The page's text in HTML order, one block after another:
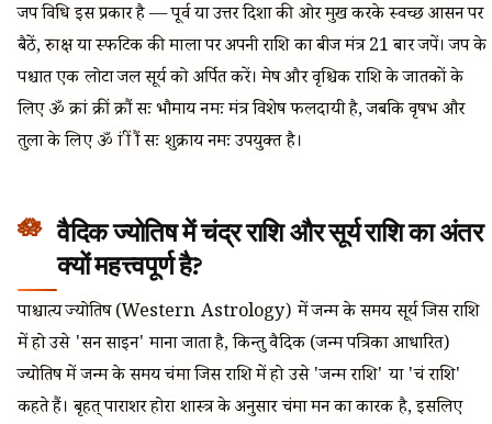
जप विधि इस प्रकार है — पूर्व या उत्तर दिशा की ओर मुख करके स्वच्छ आसन पर
बैठें, रुद्राक्ष या स्फटिक की माला पर अपनी राशि का बीज मंत्र 21 बार जपें। जप के
पश्चात एक लोटा जल सूर्य को अर्पित करें। मेष और वृश्चिक राशि के जातकों के
लिए ॐ क्रां क्रीं क्रौं सः भौमाय नमः मंत्र विशेष फलदायी है, जबकि वृषभ और
तुला के लिए ॐ द्रां द्रीं द्रौं सः शुक्राय नमः उपयुक्त है।
वैदिक ज्योतिष में चंद्र राशि और सूर्य राशि का अंतर
क्यों महत्त्वपूर्ण है?
पाश्चात्य ज्योतिष (Western Astrology) में जन्म के समय सूर्य जिस राशि
में हो उसे 'सन साइन' माना जाता है, किन्तु वैदिक (जन्म पत्रिका आधारित)
ज्योतिष में जन्म के समय चंद्रमा जिस राशि में हो उसे 'जन्म राशि' या 'चंद्र राशि'
कहते हैं। बृहत् पाराशर होरा शास्त्र के अनुसार चंद्रमा मन का कारक है, इसलिए